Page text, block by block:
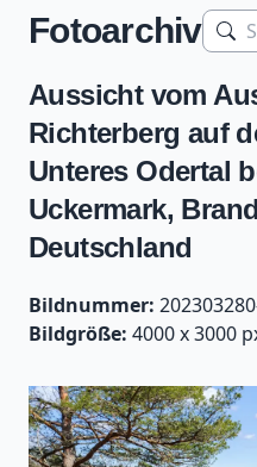
Fotoarchiv
Aussicht vom
Richterberg auf
Unteres Odertal
Uckermark,
Deutschland
Bildnummer:
Bildgröße: 4000 x 3000